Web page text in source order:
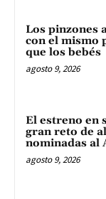
Los pinzones
con el mismo
que los bebés
agosto 9, 2026
El estreno en
gran reto de
nominadas al
agosto 9, 2026